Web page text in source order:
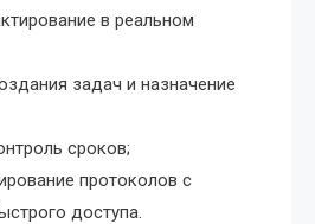
в реальном
задач и назначение
сроков;
протоколов с
доступа.